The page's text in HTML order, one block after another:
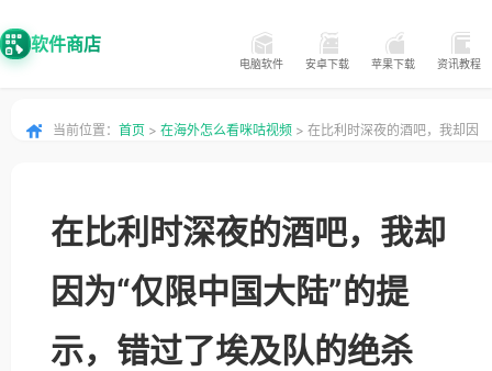
软件商店
电脑软件 安卓下载 苹果下载 资讯教程
当前位置： 首页 > 在海外怎么看咪咕视频 > 在比利时深夜的酒吧，我却因
在比利时深夜的酒吧，我却
因为“仅限中国大陆”的提
示，错过了埃及队的绝杀